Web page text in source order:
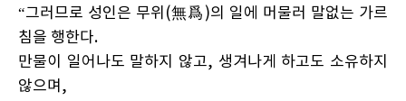
“그러므로 성인은 무위(無爲)의 일에 머물러 말없는 가르
침을 행한다.
만물이 일어나도 말하지 않고, 생겨나게 하고도 소유하지
않으며,